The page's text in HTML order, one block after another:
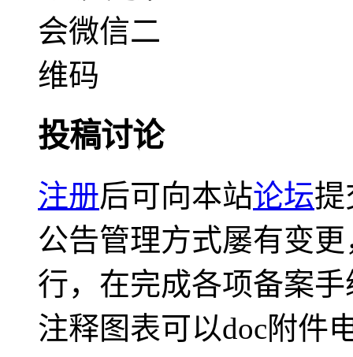
投稿讨论
注册后可向本站论坛提
公告管理方式屡有变
行，在完成各项备案
注释图表可以doc附件